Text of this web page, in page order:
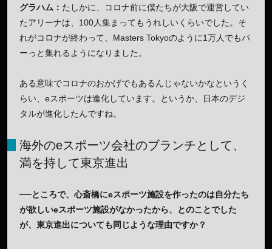
グラハム： たしかに、コロナ前に僕たちが大阪で運営してい
たアリーナは、100人集まってもうれしいくらいでした。そ
れがコロナが終わって、Masters Tokyoのように1万人でもパ
ーっと集れるようになりました。
ある意味でコロナのおかげでもあるんじゃないかなというく
らい、eスポーツは進化しています。というか、日本のデジ
タルが進化したんですね。
海外のeスポーツ会社のブランチとして、
満を持して東京進出
──ところで、心斎橋にeスポーツ施設を作ったのは自分たち
が欲しいeスポーツ施設がなかったから、とのことでした
が、東京進出についても同じような理由ですか？